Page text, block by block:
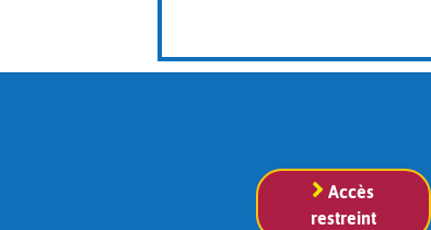
Accès
restreint